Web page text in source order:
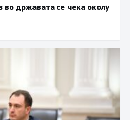
во државата се чека околу